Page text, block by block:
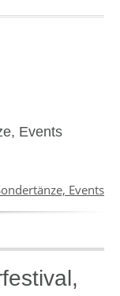
Events
Events